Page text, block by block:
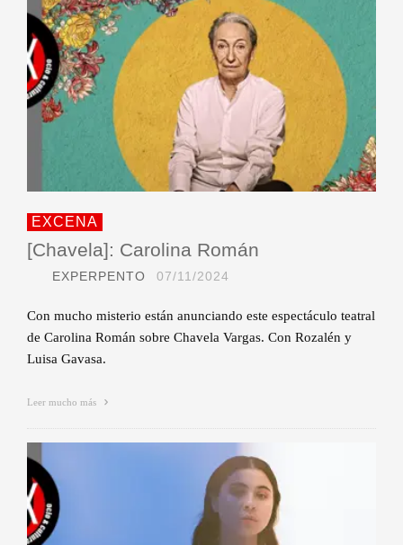
EXCENA
[Chavela]: Carolina Román
EXPERPENTO 07/11/2024
Con mucho misterio están anunciando este espectáculo teatral
de Carolina Román sobre Chavela Vargas. Con Rozalén y
Luisa Gavasa.
Leer mucho más